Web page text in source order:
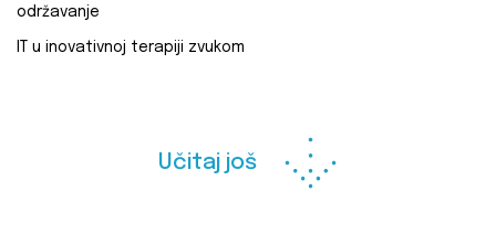
održavanje
IT u inovativnoj terapiji zvukom
Učitaj još